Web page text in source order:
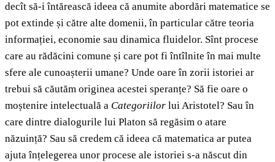
decît să-i întărească ideea că anumite abordări matematice se
pot extinde și către alte domenii, în particular către teoria
informației, economie sau dinamica fluidelor. Sînt procese
care au rădăcini comune și care pot fi întîlnite în mai multe
sfere ale cunoașterii umane? Unde oare în zorii istoriei ar
trebui să căutăm originea acestei speranțe? Să fie oare o
moștenire intelectuală a Categoriilor lui Aristotel? Sau în
care dintre dialogurile lui Platon să regăsim o atare
năzuință? Sau să credem că ideea că matematica ar putea
ajuta înțelegerea unor procese ale istoriei s-a născut din